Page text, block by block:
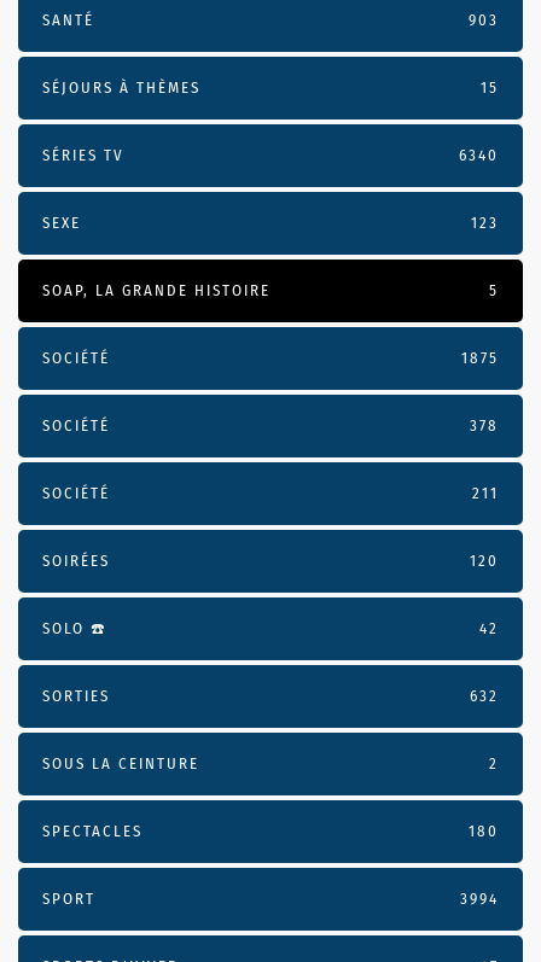
SANTÉ 903
SÉJOURS À THÈMES 15
SÉRIES TV 6340
SEXE 123
SOAP, LA GRANDE HISTOIRE 5
SOCIÉTÉ 1875
SOCIÉTÉ 378
SOCIÉTÉ 211
SOIRÉES 120
SOLO ☎️ 42
SORTIES 632
SOUS LA CEINTURE 2
SPECTACLES 180
SPORT 3994